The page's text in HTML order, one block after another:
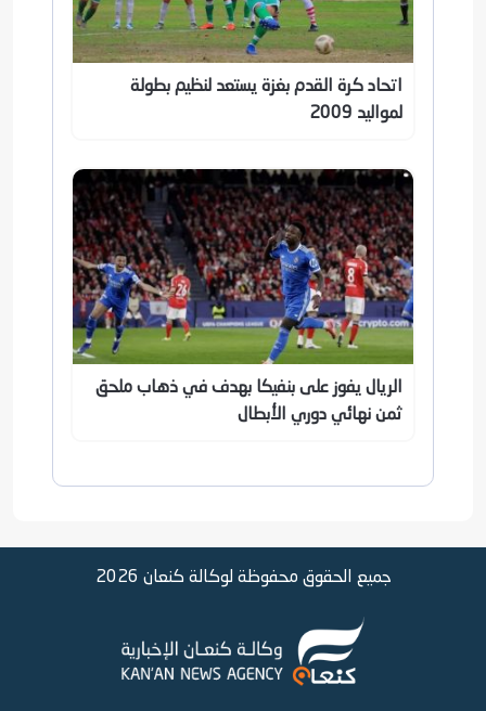
اتحاد كرة القدم بغزة يستعد لنظيم بطولة
لمواليد 2009
الريال يفوز على بنفيكا بهدف في ذهاب ملحق
ثمن نهائي دوري الأبطال
جميع الحقوق محفوظة لوكالة كنعان 2026